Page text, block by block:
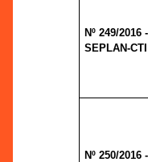
Nº 249/2016 -
SEPLAN-CTI
Nº 250/2016 -